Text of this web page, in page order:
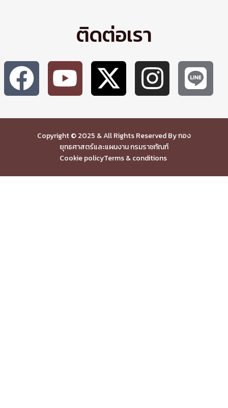
ติดต่อเรา
Copyright © 2025 & All Rights Reserved By กอง
ยุทธศาสตร์และแผนงาน กรมราชทัณฑ์
Cookie policyTerms & conditions